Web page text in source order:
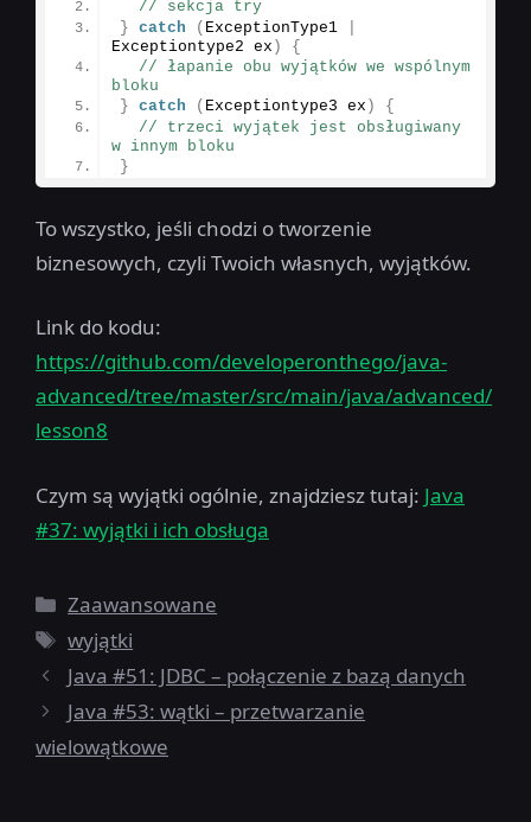
// sekcja try
} catch ( ExceptionType1
Exceptiontype2 ex )
{
// łapanie obu wyjątków we wspólnym
bloku
} catch ( Exceptiontype3 ex )
{
// trzeci wyjątek jest obsługiwany
w innym bloku
}
To wszystko, jeśli chodzi o tworzenie
biznesowych, czyli Twoich własnych, wyjątków.
Link do kodu:
https://github.com/developeronthego/java-
advanced/tree/master/src/main/java/advanced/
lesson8
Czym są wyjątki ogólnie, znajdziesz tutaj: Java
#37: wyjątki i ich obsługa
Kategorie
Zaawansowane
Tagi
wyjątki
Java #51: JDBC – połączenie z bazą danych
Java #53: wątki – przetwarzanie
wielowątkowe